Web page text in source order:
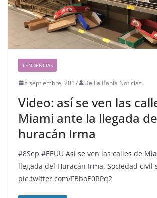
TENDENCIAS
8 septiembre, 2017 De La Bahía Noticias
Video: así se ven las
Miami ante la llegada
huracán Irma
#8Sep #EEUU Así se ven las calles de
llegada del Huracán Irma. Sociedad civil
pic.twitter.com/FBboE0RPq2